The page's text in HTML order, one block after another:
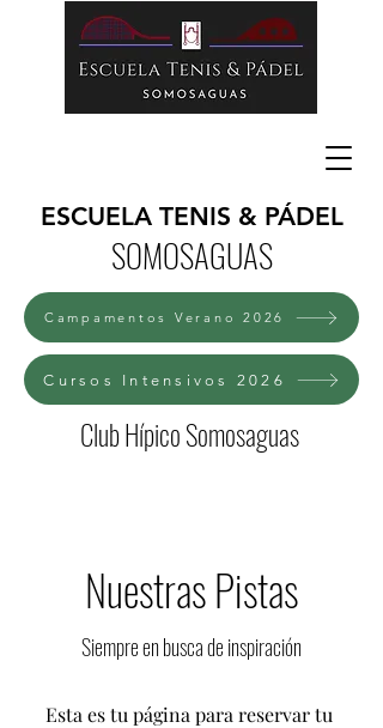
ESCUELA TENIS & PÁDEL
SOMOSAGUAS
Club Hípico Somosaguas
Campamentos Verano 2026
Cursos Intensivos 2026
Nuestras Pistas
Siempre en busca de inspiración
Esta es tu página para reservar tu